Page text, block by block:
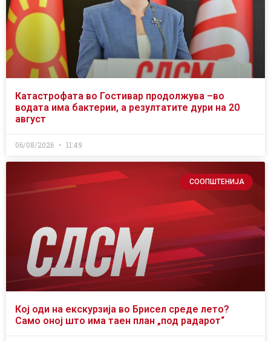
Катастрофата во Гостивар продолжува –во
водата има бактерии, а резултатите дури на 20
август
06/08/2026 11:49
СООПШТЕНИЈА
Кој оди на екскурзија во Брисел среде лето?
Само оној што има таен план „под радарот“